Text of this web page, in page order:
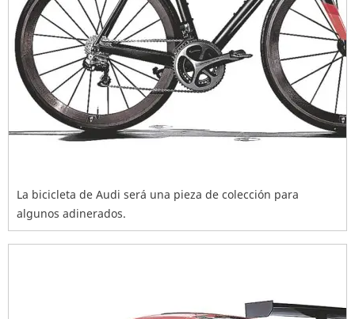
La bicicleta de Audi será una pieza de colección para
algunos adinerados.